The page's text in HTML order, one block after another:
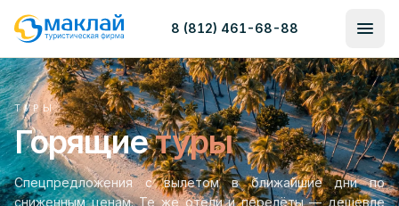
8 (812) 461-68-88
ТУРЫ
Горящиетуры
Спецпредложения с вылетом в ближайшие дни по
сниженным ценам. Те же отели и перелёты — дешевле